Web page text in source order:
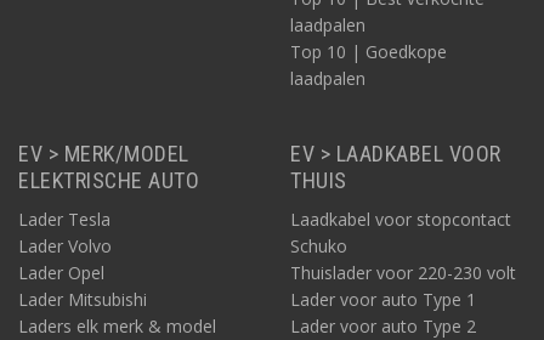
laadpalen
Top 10 | Goedkope
laadpalen
EV > MERK/MODEL
ELEKTRISCHE AUTO
Lader Tesla
Lader Volvo
Lader Opel
Lader Mitsubishi
Laders elk merk & model
EV > LAADKABEL VOOR
THUIS
Laadkabel voor stopcontact
Schuko
Thuislader voor 220-230 volt
Lader voor auto Type 1
Lader voor auto Type 2